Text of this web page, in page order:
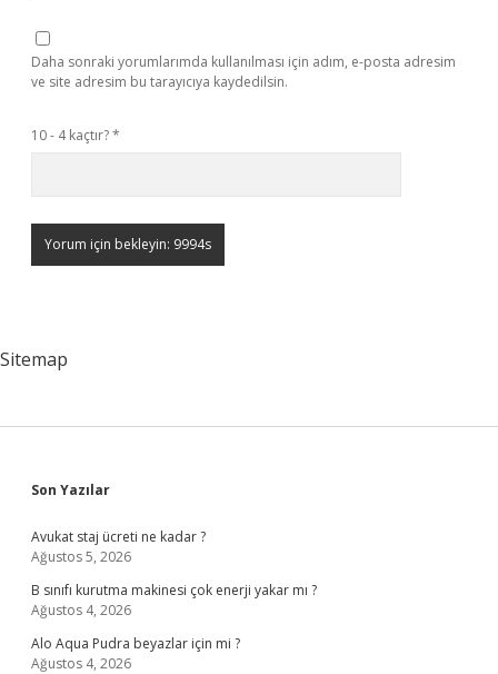
Daha sonraki yorumlarımda kullanılması için adım, e-posta adresim
ve site adresim bu tarayıcıya kaydedilsin.
10 - 4 kaçtır?*
Sitemap
Sidebar
Son Yazılar
Avukat staj ücreti ne kadar ?
Ağustos 5, 2026
B sınıfı kurutma makinesi çok enerji yakar mı ?
Ağustos 4, 2026
Alo Aqua Pudra beyazlar için mi ?
Ağustos 4, 2026